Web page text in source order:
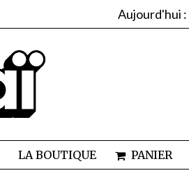
Aujourd'hui :
LA BOUTIQUE PANIER